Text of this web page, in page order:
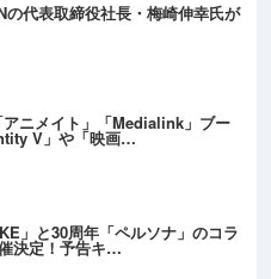
代表取締役社長・梅崎伸幸氏が
アニメイト」「Medialink」ブー
V」や「映画…
」と30周年「ペルソナ」のコラ
決定！予告キ…